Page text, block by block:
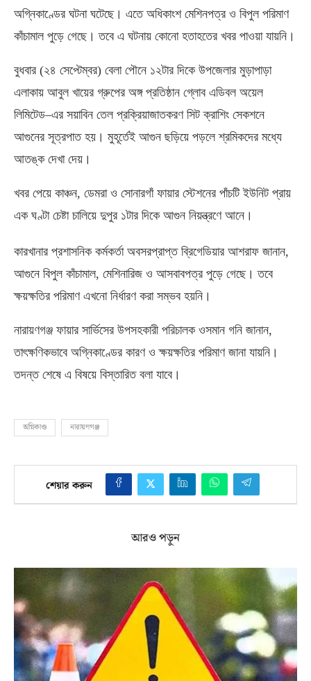
অগ্নিকাণ্ডের ঘটনা ঘটেছে। এতে অধিকাংশ মেশিনপত্র ও বিপুল পরিমাণ
কাঁচামাল পুড়ে গেছে। তবে এ ঘটনায় কোনো হতাহতের খবর পাওয়া যায়নি।
বুধবার (২৪ সেপ্টেম্বর) বেলা পৌনে ১২টার দিকে উপজেলার মুড়াপাড়া
এলাকায় আবুল খায়ের গ্রুপের অঙ্গ প্রতিষ্ঠান গ্লোব এডিবল অয়েল
লিমিটেড–এর সয়াবিন তেল প্রক্রিয়াজাতকরণ সিট ক্রাশিং সেকশনে
আগুনের সূত্রপাত হয়। মুহূর্তেই আগুন ছড়িয়ে পড়লে শ্রমিকদের মধ্যে
আতঙ্ক দেখা দেয়।
খবর পেয়ে কাঞ্চন, ডেমরা ও সোনারগাঁ ফায়ার স্টেশনের পাঁচটি ইউনিট প্রায়
এক ঘণ্টা চেষ্টা চালিয়ে দুপুর ১টার দিকে আগুন নিয়ন্ত্রণে আনে।
কারখানার প্রশাসনিক কর্মকর্তা অবসরপ্রাপ্ত ব্রিগেডিয়ার আশরাফ জানান,
আগুনে বিপুল কাঁচামাল, মেশিনারিজ ও আসবাবপত্র পুড়ে গেছে। তবে
ক্ষয়ক্ষতির পরিমাণ এখনো নির্ধারণ করা সম্ভব হয়নি।
নারায়ণগঞ্জ ফায়ার সার্ভিসের উপসহকারী পরিচালক ওসমান গনি জানান,
তাৎক্ষণিকভাবে অগ্নিকাণ্ডের কারণ ও ক্ষয়ক্ষতির পরিমাণ জানা যায়নি।
তদন্ত শেষে এ বিষয়ে বিস্তারিত বলা যাবে।
অগ্নিকাণ্ড নারায়ণগঞ্জ
শেয়ার করুন
আরও পড়ুন